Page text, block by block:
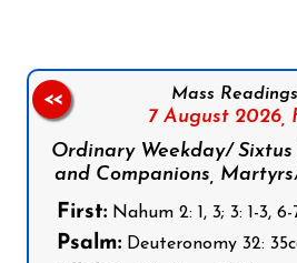
Mass
7 August 2026,
Ordinary Weekday/
and Companions,
First: Nahum 2: 1, 3; 3: 1-3, 6-
Psalm: Deuteronomy 32:
<<